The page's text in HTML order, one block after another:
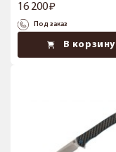
16 200
Под заказ
В корзину